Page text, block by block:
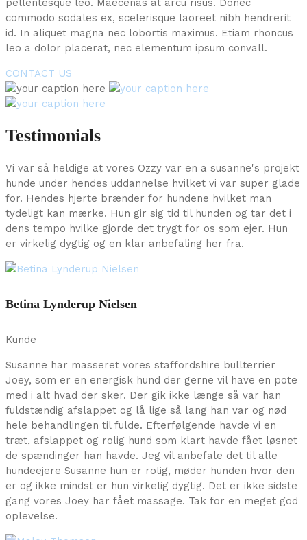
pellentesque leo. Maecenas at arcu risus. Donec
commodo sodales ex, scelerisque laoreet nibh hendrerit
id. In aliquet magna nec lobortis maximus. Etiam rhoncus
leo a dolor placerat, nec elementum ipsum convall.
CONTACT US
Testimonials
Vi var så heldige at vores Ozzy var en a susanne's projekt
hunde under hendes uddannelse hvilket vi var super glade
for. Hendes hjerte brænder for hundene hvilket man
tydeligt kan mærke. Hun gir sig tid til hunden og tar det i
dens tempo hvilke gjorde det trygt for os som ejer. Hun
er virkelig dygtig og en klar anbefaling her fra.
Betina Lynderup Nielsen
Kunde
Susanne har masseret vores staffordshire bullterrier
Joey, som er en energisk hund der gerne vil have en pote
med i alt hvad der sker. Der gik ikke længe så var han
fuldstændig afslappet og lå lige så lang han var og nød
hele behandlingen til fulde. Efterfølgende havde vi en
træt, afslappet og rolig hund som klart havde fået løsnet
de spændinger han havde. Jeg vil anbefale det til alle
hundeejere Susanne hun er rolig, møder hunden hvor den
er og ikke mindst er hun virkelig dygtig. Det er ikke sidste
gang vores Joey har fået massage. Tak for en meget god
oplevelse.